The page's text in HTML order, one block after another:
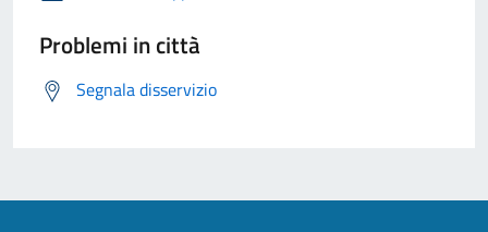
Problemi in città
Segnala disservizio